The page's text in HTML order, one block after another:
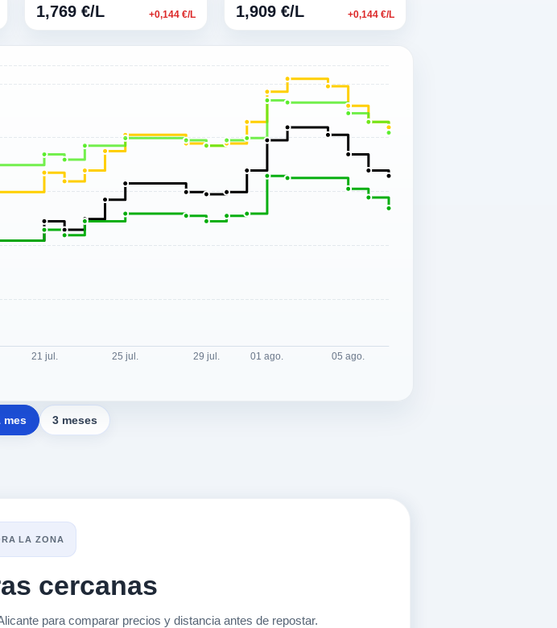
1,769 €/L +0,144 €/L 1,909 €/L +0,144 €/L
mes 3 meses
LA ZONA
cercanas
para comparar precios y distancia antes de repostar.